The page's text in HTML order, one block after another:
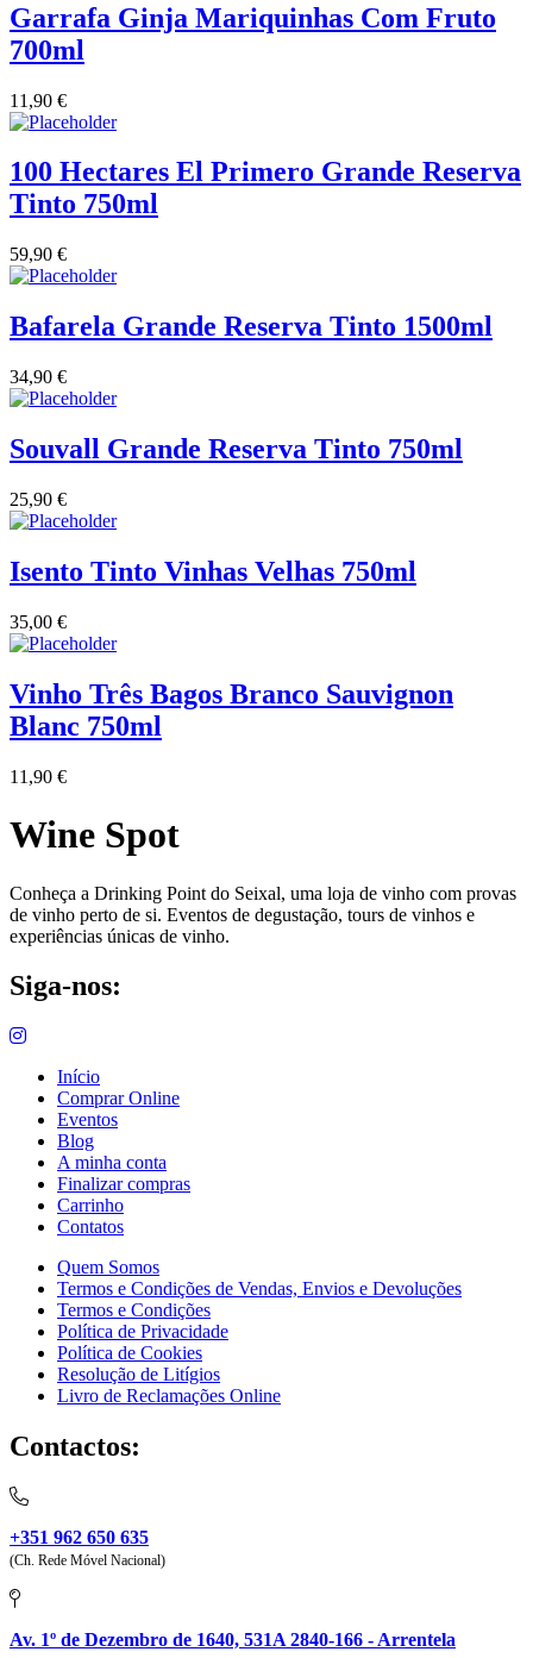
Vinho na Talha
Vinhos Estrangeiros
Vinilourenço Douro
Garrafa Ginja Mariquinhas Com Fruto
700ml
11,90 €
100 Hectares El Primero Grande Reserva
Tinto 750ml
59,90 €
Bafarela Grande Reserva Tinto 1500ml
34,90 €
Souvall Grande Reserva Tinto 750ml
25,90 €
Isento Tinto Vinhas Velhas 750ml
35,00 €
Vinho Três Bagos Branco Sauvignon
Blanc 750ml
11,90 €
Wine Spot
Conheça a Drinking Point do Seixal, uma loja de vinho com provas
de vinho perto de si. Eventos de degustação, tours de vinhos e
experiências únicas de vinho.
Siga-nos:
Início
Comprar Online
Eventos
Blog
A minha conta
Finalizar compras
Carrinho
Contatos
Quem Somos
Termos e Condições de Vendas, Envios e Devoluções
Termos e Condições
Política de Privacidade
Política de Cookies
Resolução de Litígios
Livro de Reclamações Online
Contactos:
+351 962 650 635
(Ch. Rede Móvel Nacional)
Av. 1º de Dezembro de 1640, 531A 2840-166 - Arrentela